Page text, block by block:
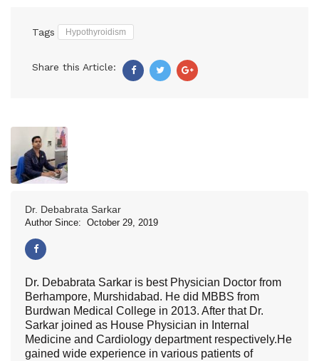
Tags Hypothyroidism
Share this Article:
Dr. Debabrata Sarkar
Author Since: October 29, 2019
Dr. Debabrata Sarkar is best Physician Doctor from
Berhampore, Murshidabad. He did MBBS from
Burdwan Medical College in 2013. After that Dr.
Sarkar joined as House Physician in Internal
Medicine and Cardiology department respectively.He
gained wide experience in various patients of